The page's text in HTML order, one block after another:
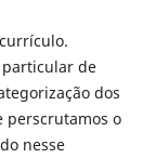
de
dos
perscrutamos o
nesse